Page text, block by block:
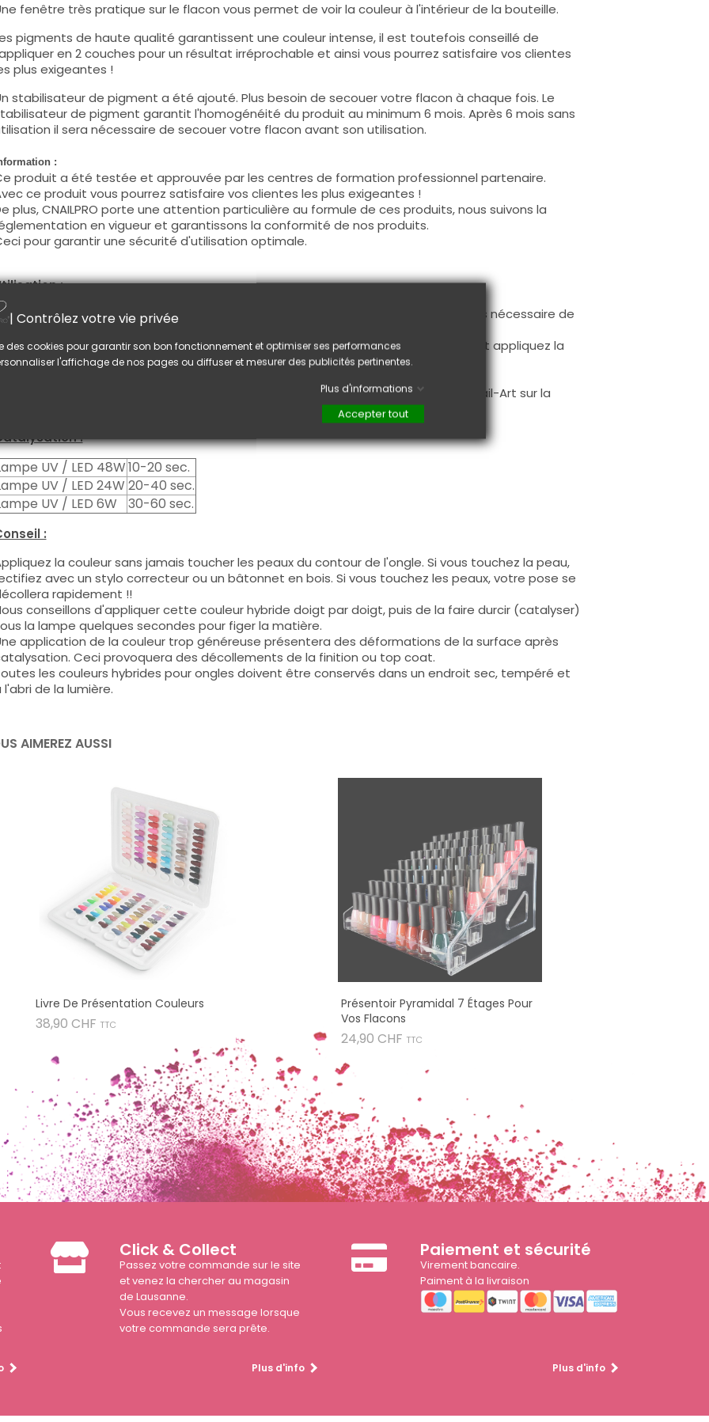
fenêtre très pratique sur le flacon vous permet de voir la couleur à l'intérieur de la bouteille.
pigments de haute qualité garantissent une couleur intense, il est toutefois conseillé de
en 2 couches pour un résultat irréprochable et ainsi vous pourrez satisfaire vos clientes
plus exigeantes !
stabilisateur de pigment a été ajouté. Plus besoin de secouer votre flacon à chaque fois. Le
de pigment garantit l'homogénéité du produit au minimum 6 mois. Après 6 mois sans
il sera nécessaire de secouer votre flacon avant son utilisation.
:
produit a été testée et approuvée par les centres de formation professionnel partenaire.
ce produit vous pourrez satisfaire vos clientes les plus exigeantes !
plus, CNAILPRO porte une attention particulière au formule de ces produits, nous suivons la
en vigueur et garantissons la conformité de nos produits.
pour garantir une sécurité d'utilisation optimale.
:
couleur s'applique avec son pinceau, de manière fine, sur la base (il n'est pas nécessaire de
la couche de cohésion) ou sur la construction après limage.
produit s'applique en deux couches, fermez le bord libre à la première couche et appliquez la
couche pour garantir un résultat optimal.
pouvez dégraisser la couche de cohésion si vous désirez faire une création Nail-Art sur la
:
UV / LED 48W10-20 sec.
UV / LED 24W 20-40 sec.
UV / LED 6W
30-60 sec.
:
la couleur sans jamais toucher les peaux du contour de l'ongle. Si vous touchez la peau,
avec un stylo correcteur ou un bâtonnet en bois. Si vous touchez les peaux, votre pose se
rapidement !!
conseillons d'appliquer cette couleur hybride doigt par doigt, puis de la faire durcir (catalyser)
la lampe quelques secondes pour figer la matière.
application de la couleur trop généreuse présentera des déformations de la surface après
Ceci provoquera des décollements de la finition ou top coat.
les couleurs hybrides pour ongles doivent être conservés dans un endroit sec, tempéré et
l'abri de la lumière.
AIMEREZ AUSSI
Livre De Présentation Couleurs
38,90 CHF Prix
TTC
Présentoir Pyramidal 7 Étages Pour
Vos Flacons
24,90 CHF Prix
TTC
Click & Collect
Passez votre commande sur le site
et venez la chercher au magasin
de Lausanne.
Vous recevez un message lorsque
votre commande sera prête.
Plus d'info
Paiement et sécurité
Virement bancaire.
Paiment à la livraison
Plus d'info
| Contrôlez votre vie privée
des cookies pour garantir son bon fonctionnement et optimiser ses performances
l'affichage de nos pages ou diffuser et mesurer des publicités pertinentes.
Plus d'informations
Accepter tout